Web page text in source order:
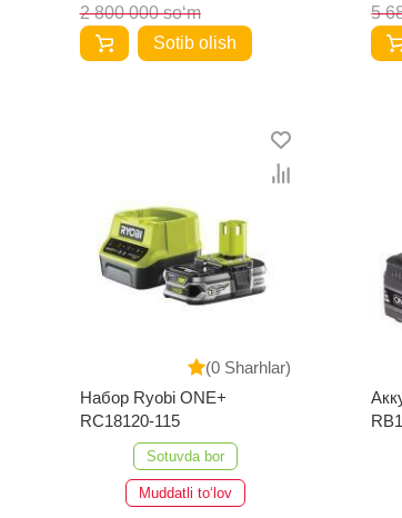
2 800 000 so‘m
Sotib olish
5
(0 Sharhlar)
Набор Ryobi ONE+
RC18120-115
Sotuvda bor
Muddatli to‘lov